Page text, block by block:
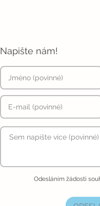
Napište nám!
Odesláním žádosti